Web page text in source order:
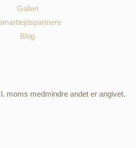
Galleri
Blog
moms medmindre andet er angivet.